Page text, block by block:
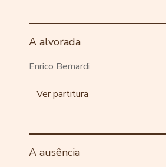
A alvorada
Enrico Bernardi
Ver partitura
A ausência